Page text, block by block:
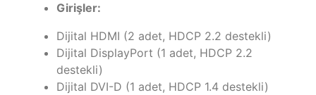
Girişler:
Dijital HDMI (2 adet, HDCP 2.2 destekli)
Dijital DisplayPort (1 adet, HDCP 2.2
destekli)
Dijital DVI-D (1 adet, HDCP 1.4 destekli)